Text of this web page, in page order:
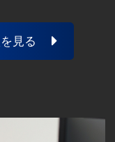
見る